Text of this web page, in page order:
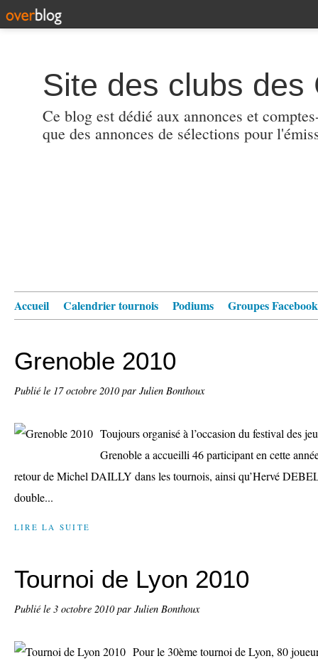
Site des clubs
Ce blog est dédié aux annonces et
que des annonces de sélections pour
Accueil Calendrier tournois Podiums Groupes Facebook
Grenoble 2010
Publié le 17 octobre 2010par Julien Bonthoux
Toujours organisé à l’occasion du festival des
Grenoble a accueilli 46 participant en cette
retour de Michel DAILLY dans les tournois, ainsi qu’Hervé
double...
LIRE LA SUITE
Tournoi de Lyon 2010
Publié le 3 octobre 2010par Julien Bonthoux
Pour le 30ème tournoi de Lyon, 80